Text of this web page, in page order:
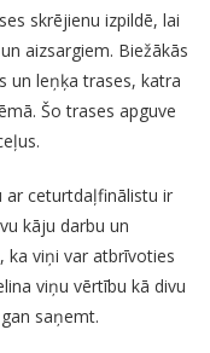
skrējienu izpildē, lai
aizsargiem. Biežākās
un leņķa trases, katra
Šo trases apguve
ar ceturtdaļfinālistu ir
kāju darbu un
ka viņi var atbrīvoties
viņu vērtību kā divu
saņemt.